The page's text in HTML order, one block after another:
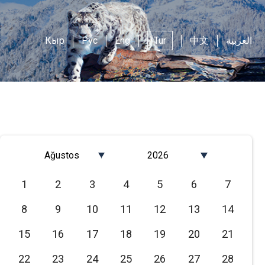
Кыр Рус Eng Tur 中文 العربية
Ağustos
Март
Апрель
2026
2024
2023
1 2 3 4 5 6
7
8
9 10 11 12 13
14
15
16 17 18 19 20
21
22
23 24 25 26 27
28